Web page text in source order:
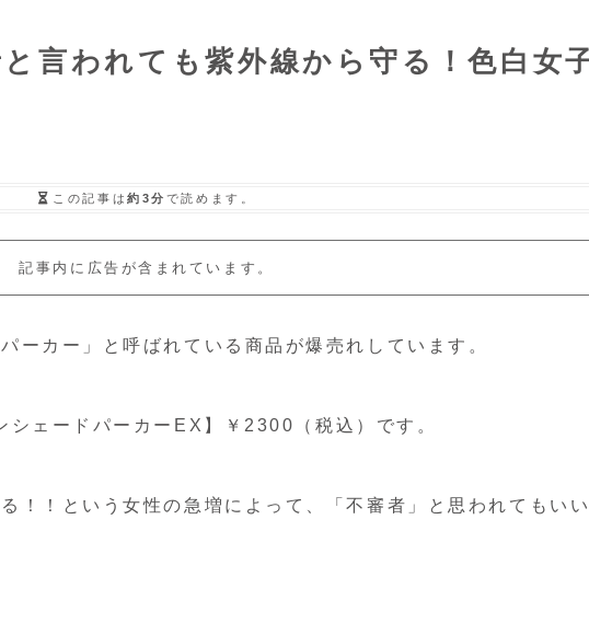
と言われても紫外線から守る！色白女
この記事は約3分 で読めます。
記事内に広告が含まれています。
ーカー」と呼ばれている商品が爆売れしています。
ェードパーカーEX】￥2300（税込）です。
！！という女性の急増によって、「不審者」と思われてもい